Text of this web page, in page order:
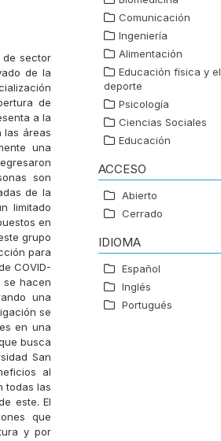
de sector
de la
de
a la
las áreas
una
son
de la
limitado
en
grupo
para
COVID-
se hacen
una
se
en una
busca
San
al
todas las
este. El
que
y por
Comunicación
Ingeniería
Alimentación
Educación física y el
deporte
Psicología
Ciencias Sociales
Educación
ACCESO
Abierto
Cerrado
IDIOMA
Español
Inglés
Portugués